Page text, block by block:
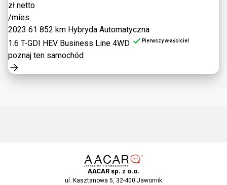
zł netto
/mies.
2023 61 852 km Hybryda Automatyczna
1.6 T-GDI HEV Business Line 4WD
Pierwszy właściciel
poznaj ten samochód
AACAR sp. z o.o.
ul. Kasztanowa 5, 32-400 Jawornik